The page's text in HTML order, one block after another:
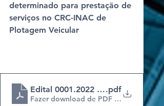
determinado para prestação de
serviços no CRC-INAC de
Plotagem Veicular
Edital 0001.2022 Plotagem Veicular
.pdf
Fazer download de PDF • 1.85MB